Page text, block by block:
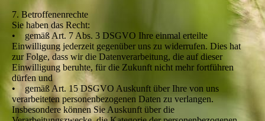
7. Betroffenenrechte
Sie haben das Recht:
• gemäß Art. 7 Abs. 3 DSGVO Ihre einmal erteilte
Einwilligung jederzeit gegenüber uns zu widerrufen. Dies hat
zur Folge, dass wir die Datenverarbeitung, die auf dieser
Einwilligung beruhte, für die Zukunft nicht mehr fortführen
dürfen und
• gemäß Art. 15 DSGVO Auskunft über Ihre von uns
verarbeiteten personenbezogenen Daten zu verlangen.
Insbesondere können Sie Auskunft über die